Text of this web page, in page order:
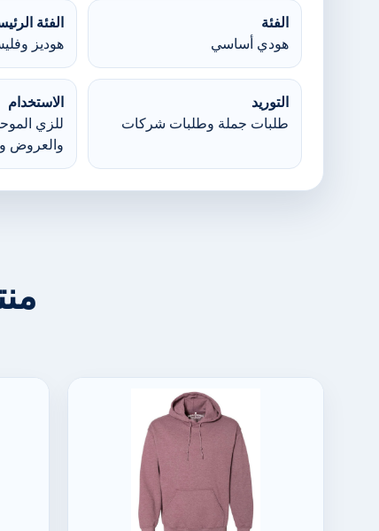
الفئة
هودي أساسي
الفئة
هوديز
التوريد
طلبات جملة وطلبات شركات
الاستخدام
للزي
والعروض